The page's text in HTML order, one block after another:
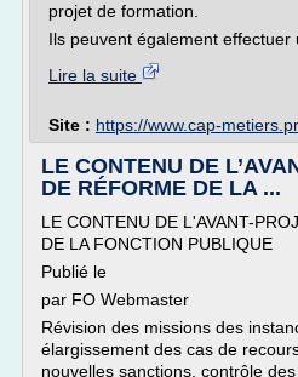
projet de formation.
Ils peuvent également effectuer
Lire la suite
Site : https://www.cap-
LE CONTENU DE
DE RÉFORME DE LA ...
LE CONTENU DE L'AVANT-
DE LA FONCTION PUBLIQUE
Publié le
par FO Webmaster
Révision des missions des
élargissement des cas de
nouvelles sanctions, contrôle